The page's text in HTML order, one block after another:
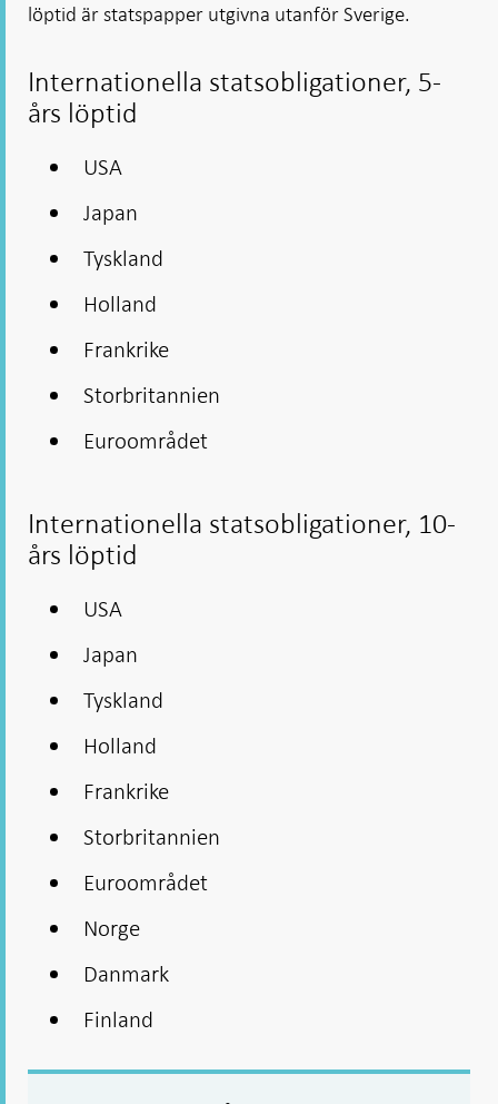
löptid är statspapper utgivna utanför Sverige.
Internationella statsobligationer, 5-
års löptid
USA
Japan
Tyskland
Holland
Frankrike
Storbritannien
Euroområdet
Internationella statsobligationer, 10-
års löptid
USA
Japan
Tyskland
Holland
Frankrike
Storbritannien
Euroområdet
Norge
Danmark
Finland